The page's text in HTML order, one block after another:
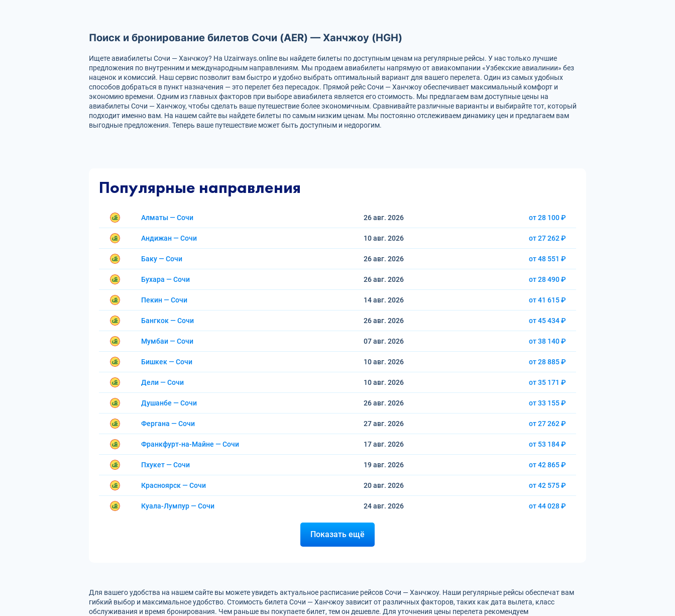
Поиск и бронирование билетов Сочи (AER) — Ханчжоу (HGH)
Ищете авиабилеты Сочи — Ханчжоу? На Uzairways.online вы найдете билеты по доступным ценам на регулярные рейсы. У нас только лучшие
предложения по внутренним и международным направлениям. Мы продаем авиабилеты напрямую от авиакомпании «Узбекские авиалинии» без
наценок и комиссий. Наш сервис позволит вам быстро и удобно выбрать оптимальный вариант для вашего перелета. Один из самых удобных
способов добраться в пункт назначения — это перелет без пересадок. Прямой рейс Сочи — Ханчжоу обеспечивает максимальный комфорт и
экономию времени. Одним из главных факторов при выборе авиабилета является его стоимость. Мы предлагаем вам доступные цены на
авиабилеты Сочи — Ханчжоу, чтобы сделать ваше путешествие более экономичным. Сравнивайте различные варианты и выбирайте тот, который
подходит именно вам. На нашем сайте вы найдете билеты по самым низким ценам. Мы постоянно отслеживаем динамику цен и предлагаем вам
выгодные предложения. Теперь ваше путешествие может быть доступным и недорогим.
Популярные направления
Алматы — Сочи 26 авг. 2026 от 28 100 ₽
Андижан — Сочи 10 авг. 2026 от 27 262 ₽
Баку — Сочи 26 авг. 2026 от 48 551 ₽
Бухара — Сочи 26 авг. 2026 от 28 490 ₽
Пекин — Сочи 14 авг. 2026 от 41 615 ₽
Бангкок — Сочи 26 авг. 2026 от 45 434 ₽
Мумбаи — Сочи 07 авг. 2026 от 38 140 ₽
Бишкек — Сочи 10 авг. 2026 от 28 885 ₽
Дели — Сочи 10 авг. 2026 от 35 171 ₽
Душанбе — Сочи 26 авг. 2026 от 33 155 ₽
Фергана — Сочи 27 авг. 2026 от 27 262 ₽
Франкфурт-на-Майне — Сочи 17 авг. 2026 от 53 184 ₽
Пхукет — Сочи 19 авг. 2026 от 42 865 ₽
Красноярск — Сочи 20 авг. 2026 от 42 575 ₽
Куала-Лумпур — Сочи 24 авг. 2026 от 44 028 ₽
Показать ещё
Для вашего удобства на нашем сайте вы можете увидеть актуальное расписание рейсов Сочи — Ханчжоу. Наши регулярные рейсы обеспечат вам
гибкий выбор и максимальное удобство. Стоимость билета Сочи — Ханчжоу зависит от различных факторов, таких как дата вылета, класс
обслуживания и время бронирования. Чем раньше вы покупаете билет, тем он дешевле. Для уточнения цены перелета рекомендуем